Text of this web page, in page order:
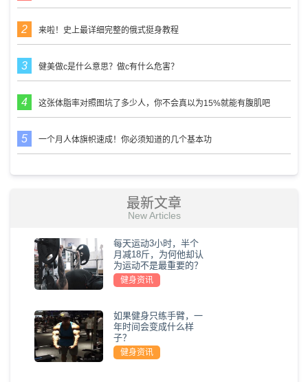
来啦！史上最详细完整的俄式挺身教程
健美做c是什么意思？做c有什么危害？
这张体脂率对照图坑了多少人，你不会真以为15%就能有腹肌吧
一个月人体旗帜速成！你必须知道的几个基本功
最新文章
New Articles
每天运动3小时，半个
月减18斤，为何他却认
为运动不是最重要的？
健身资讯
如果健身只练手臂，一
年时间会变成什么样
子？
健身资讯